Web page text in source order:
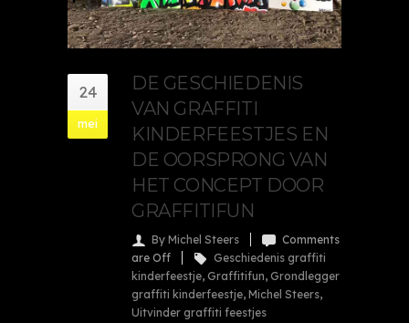
24
mei
DE GESCHIEDENIS
VAN GRAFFITI
KINDERFEESTJES EN
DE OORSPRONG VAN
HET CONCEPT DOOR
GRAFFITIFUN
By Michel Steers
Comments
are Off
Geschiedenis graffiti
kinderfeestje, Graffitifun, Grondlegger
graffiti kinderfeestje, Michel Steers,
Uitvinder graffiti feestjes